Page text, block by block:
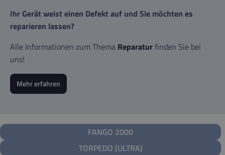
Ihr Gerät weist einen Defekt auf und Sie möchten es
reparieren lassen?
Alle Informationen zum Thema Reparaturfinden Sie bei
uns!
Mehr erfahren
FANGO 2000
TORPEDO (ULTRA)